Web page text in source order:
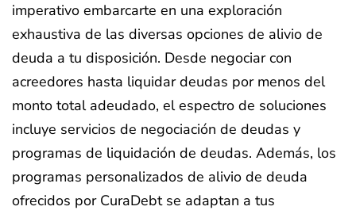
imperativo embarcarte en una exploración
exhaustiva de las diversas opciones de alivio de
deuda a tu disposición. Desde negociar con
acreedores hasta liquidar deudas por menos del
monto total adeudado, el espectro de soluciones
incluye servicios de negociación de deudas y
programas de liquidación de deudas. Además, los
programas personalizados de alivio de deuda
ofrecidos por CuraDebt se adaptan a tus